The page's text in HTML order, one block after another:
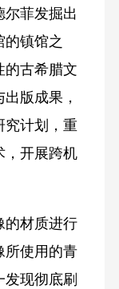
尔菲发掘出
镇馆之
的古希腊文
版成果，
究计划，重
，开展跨机
材质进行
所使用的青
现彻底刷